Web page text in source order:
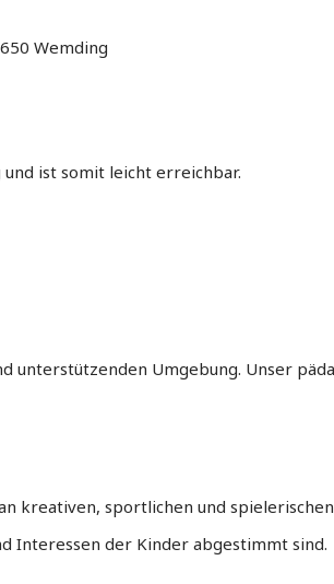
Wemding
ist somit leicht erreichbar.
Umgebung. Unser
kreativen, sportlichen und
Interessen der Kinder abgestimmt sind.